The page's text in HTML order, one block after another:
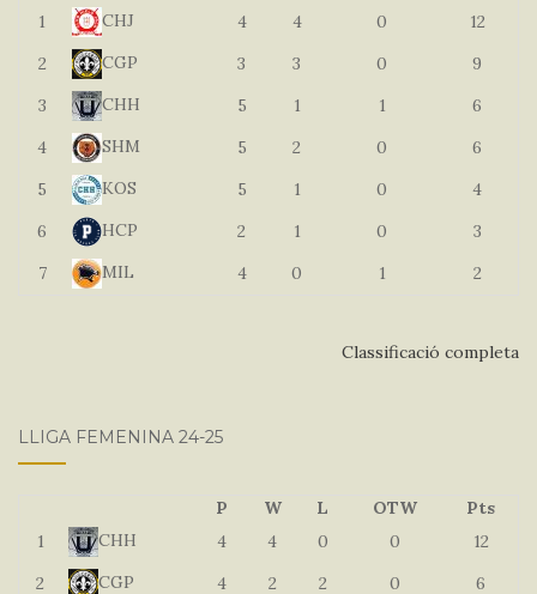
1
CHJ 4 4 0
12
2
CGP 3 3 0
9
3
CHH 5 1 1
6
4
SHM 5 2 0
6
5
KOS 5 1 0
4
6
HCP 2 1 0
3
7
MIL 4 0 1 2
Classificació completa
LLIGA FEMENINA 24-25
P W L OTW
Pts
1
CHH 4 4 0 0
12
2
CGP 4 2 2 0
6